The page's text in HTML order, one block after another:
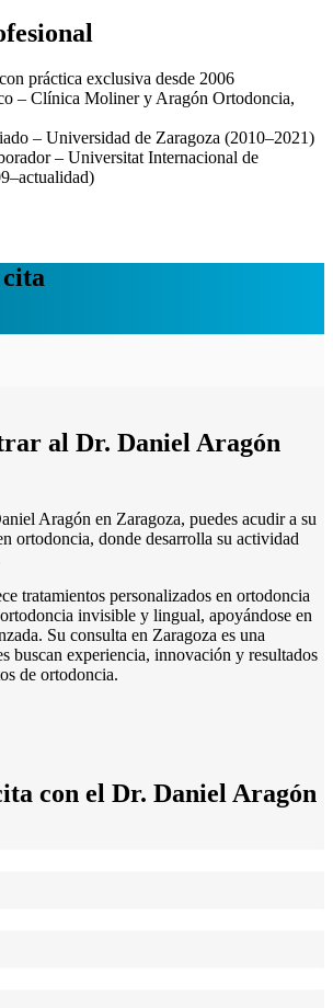
práctica exclusiva desde 2006
– Clínica Moliner y Aragón Ortodoncia,
– Universidad de Zaragoza (2010–2021)
– Universitat Internacional de
al Dr. Daniel Aragón
Aragón en Zaragoza, puedes acudir a su
ortodoncia, donde desarrolla su actividad
tratamientos personalizados en ortodoncia
invisible y lingual, apoyándose en
Su consulta en Zaragoza es una
buscan experiencia, innovación y resultados
de ortodoncia.
con el Dr. Daniel Aragón